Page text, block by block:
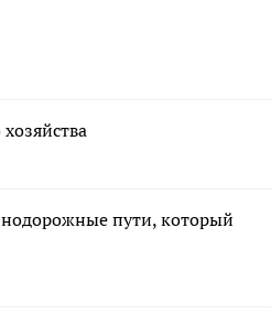
пути, который